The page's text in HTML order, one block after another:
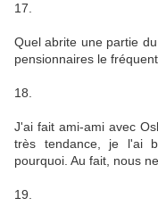
17.
Quel abrite une partie
pensionnaires le
18.
J'ai fait ami-ami avec
très tendance, je l'ai
pourquoi. Au fait, nous
19.